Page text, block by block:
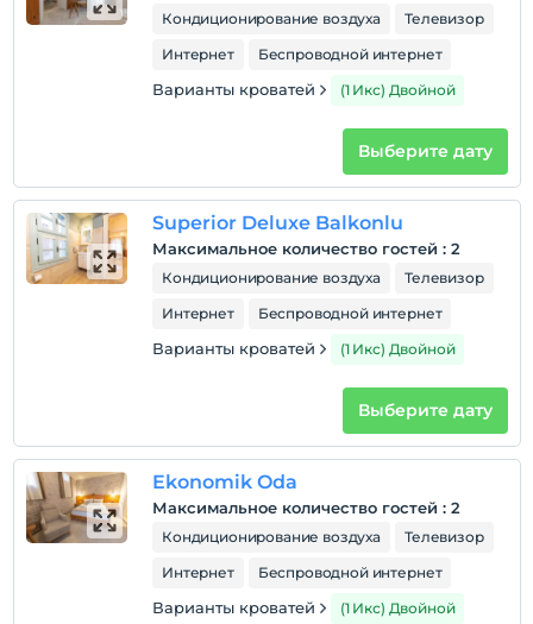
Домашние животные
Домашние животные не допускаются
Курение
Заезд возможен с 14:00 до 23:00 часов. Вне этих часов
Детям младше 12 лет не разрешается проживать в
этом учреждении.
Кондиционирование воздуха
Телевизор
Интернет
Беспроводной интернет
Варианты кроватей (1 Икс) Двойной
Выберите дату
Superior Deluxe Balkonlu
Максимальное количество гостей : 2
Кондиционирование воздуха
Телевизор
Интернет
Беспроводной интернет
Варианты кроватей (1 Икс) Двойной
Выберите дату
Ekonomik Oda
Максимальное количество гостей : 2
Кондиционирование воздуха
Телевизор
Интернет
Беспроводной интернет
Варианты кроватей (1 Икс) Двойной